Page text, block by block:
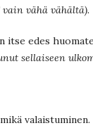
vain vähä vähältä).
itse edes
sellaiseen
valaistuminen.